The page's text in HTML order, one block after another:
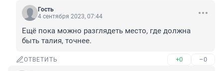
Гость
4 сентября 2023, 07:44
Ещё пока можно разглядеть место, где должна
быть талия, точнее.
ОТВЕТИТЬ +0 –0